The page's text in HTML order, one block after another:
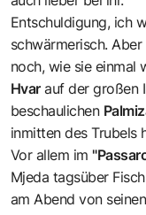
Entschuldigung, ich
schwärmerisch.
noch, wie sie einmal
Hvar auf der großen
beschaulichen
inmitten des Trubels
Vor allem im
Mjeda tagsüber
am Abend von